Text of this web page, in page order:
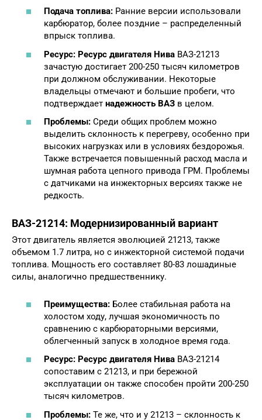
Подача топлива: Ранние версии использовали
карбюратор, более поздние – распределенный
впрыск топлива.
Ресурс: Ресурс двигателя Нива ВАЗ-21213
зачастую достигает 200-250 тысяч километров
при должном обслуживании. Некоторые
владельцы отмечают и большие пробеги, что
подтверждает надежность ВАЗ в целом.
Проблемы: Среди общих проблем можно
выделить склонность к перегреву, особенно при
высоких нагрузках или в условиях бездорожья.
Также встречается повышенный расход масла и
шумная работа цепного привода ГРМ. Проблемы
с датчиками на инжекторных версиях также не
редкость.
ВАЗ-21214: Модернизированный вариант
Этот двигатель является эволюцией 21213, также
объемом 1.7 литра, но с инжекторной системой подачи
топлива. Мощность его составляет 80-83 лошадиные
силы, аналогично предшественнику.
Преимущества: Более стабильная работа на
холостом ходу, лучшая экономичность по
сравнению с карбюраторными версиями,
облегченный запуск в холодное время года.
Ресурс: Ресурс двигателя Нива ВАЗ-21214
сопоставим с 21213, и при бережной
эксплуатации он также способен пройти 200-250
тысяч километров.
Проблемы: Те же, что и у 21213 – склонность к